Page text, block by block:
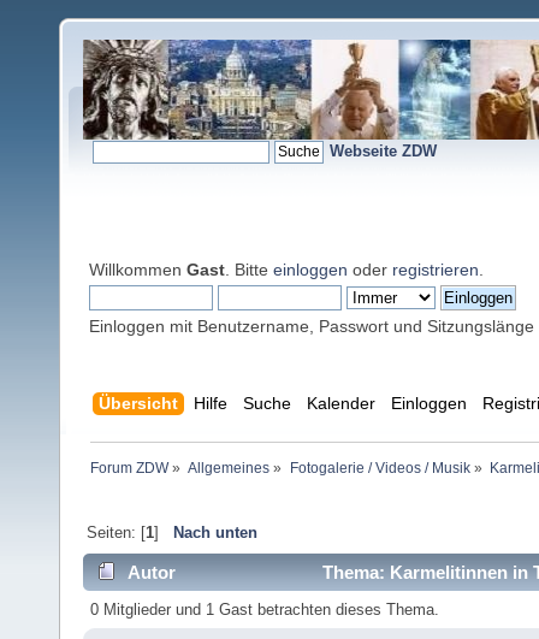
Webseite ZDW
Willkommen Gast . Bitte einloggen oder registrieren
Einloggen mit Benutzername, Passwort und Sitzungslänge
Übersicht Hilfe Suche Kalender Einloggen
Forum ZDW» Allgemeines » Fotogalerie / Videos / Musik»
Seiten: [1] Nach unten
Autor Thema: Karmelitinnen in
0 Mitglieder und 1 Gast betrachten dieses Thema.